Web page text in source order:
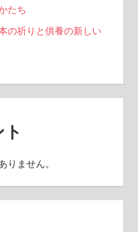
たち
の祈りと供養の新しい
りません。